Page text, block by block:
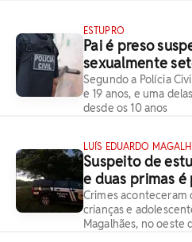
ESTUPRO
Pai é preso
sexualmente
Segundo a Polícia
e 19 anos, e uma
desde os 10 anos
LUÍS EDUARDO
Suspeito de
e duas primas é
Crimes aconteceram
crianças e
Magalhães, no oeste